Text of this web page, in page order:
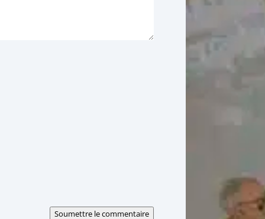
Soumettre le commentaire